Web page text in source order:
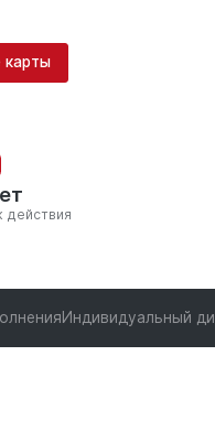
карты
действия
Индивидуальный